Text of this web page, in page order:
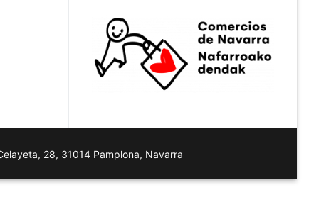
28, 31014 Pamplona, Navarra